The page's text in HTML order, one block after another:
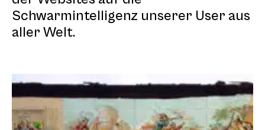
Schwarmintelligenz unserer User aus
aller Welt.